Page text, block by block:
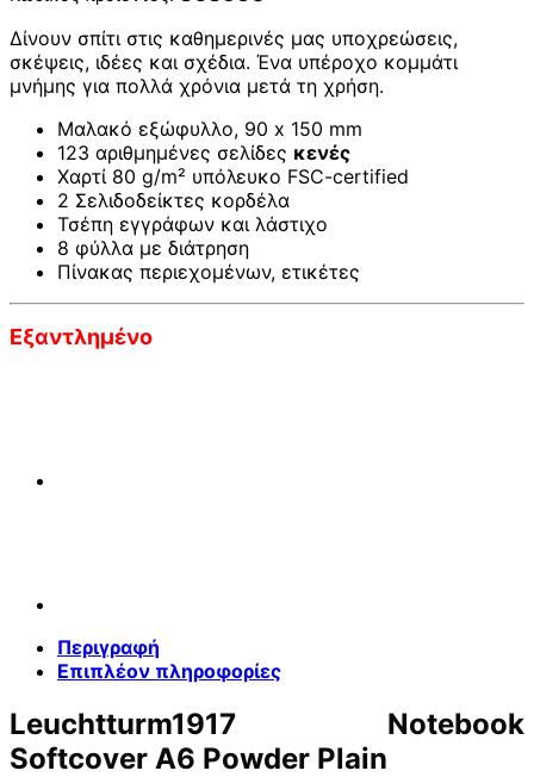
Δίνουν σπίτι στις καθημερινές μας υποχρεώσεις,
σκέψεις, ιδέες και σχέδια. Ένα υπέροχο κομμάτι
μνήμης για πολλά χρόνια μετά τη χρήση.
Μαλακό εξώφυλλο, 90 x 150 mm
123 αριθμημένες σελίδες κενές
Χαρτί 80 g/m² υπόλευκο FSC-certified
2 Σελιδοδείκτες κορδέλα
Τσέπη εγγράφων και λάστιχο
8 φύλλα με διάτρηση
Πίνακας περιεχομένων, ετικέτες
Εξαντλημένο
Περιγραφή
Επιπλέον πληροφορίες
Leuchtturm1917 Notebook
Softcover A6 Powder Plain